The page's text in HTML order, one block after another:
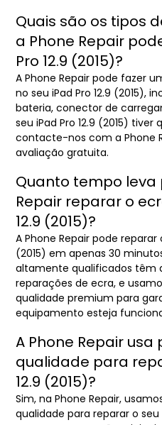
Quais são os tipos
a Phone Repair
Pro 12.9 (2015)?
A Phone Repair pode fazer
no seu iPad Pro 12.9 (2015),
bateria, conector de
seu iPad Pro 12.9 (2015)
contacte-nos com a Phone
avaliação gratuita.
Quanto tempo leva
Repair reparar o
12.9 (2015)?
A Phone Repair pode reparar
(2015) em apenas 30
altamente qualificados têm
reparações de ecra, e
qualidade premium para
equipamento esteja
A Phone Repair usa
qualidade para
12.9 (2015)?
Sim, na Phone Repair,
qualidade para reparar o seu